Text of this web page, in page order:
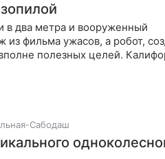
в два метра и вооруженный
фильма ужасов, а робот,
полезных целей.
Сабодаш